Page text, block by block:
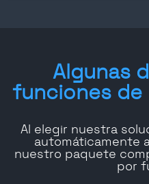
Algunas
funciones de
Al elegir nuestra
automáticamente
nuestro paquete
por